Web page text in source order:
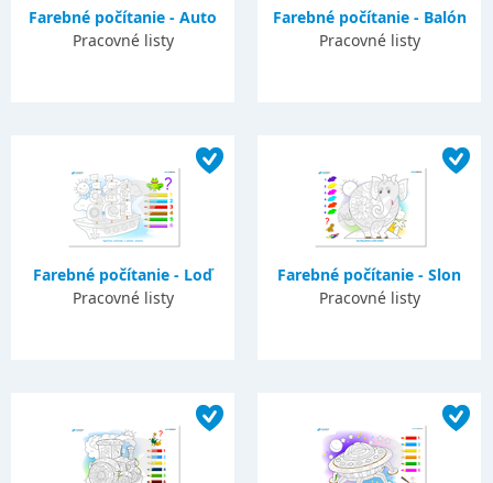
Farebné počítanie - Auto
Pracovné listy
Farebné počítanie - Balón
Pracovné listy
Farebné počítanie - Loď
Pracovné listy
Farebné počítanie - Slon
Pracovné listy